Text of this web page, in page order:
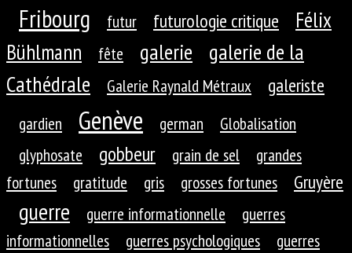
Fribourg futur futurologie critique
Félix
Bühlmann
fête galerie
galerie de la
Cathédrale
Galerie Raynald Métraux galeriste
gardien Genève german
Globalisation
glyphosate
gobbeur grain de sel
grandes
fortunes
gratitude gris grosses fortunes Gruyère
guerre guerre informationnelle
guerres
informationnelles
guerres psychologiques
guerres